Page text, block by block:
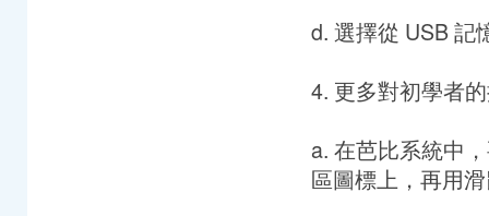
d. 選擇從 USB 記
4. 更多對初學者
a. 在芭比系統中
區圖標上，再用